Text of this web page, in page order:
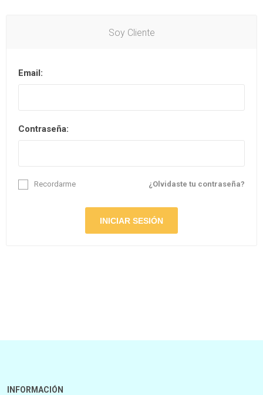
Soy Cliente
Email:
Contraseña:
¿Olvidaste tu contraseña?
Recordarme
INFORMACIÓN